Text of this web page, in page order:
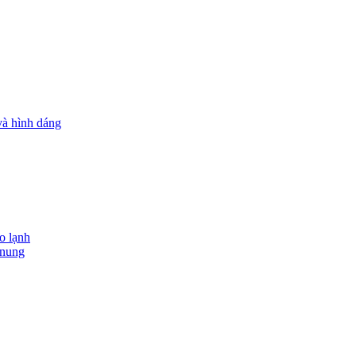
hình dáng
lạnh